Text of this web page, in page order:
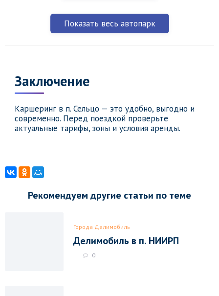
Показать весь автопарк
Заключение
Каршеринг в п. Сельцо — это удобно, выгодно и
современно. Перед поездкой проверьте
актуальные тарифы, зоны и условия аренды.
Рекомендуем другие статьи по теме
Города Делимобиль
Делимобиль в п. НИИРП
0